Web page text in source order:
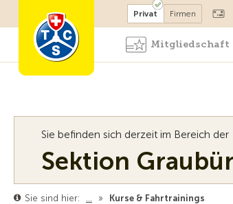
Mitglied werden
Privat Firmen
Mitgliedschaft
Sie befinden sich derzeit im Bereich der
Sektion
Sie sind hier: … » Kurse & Fahrtrainings